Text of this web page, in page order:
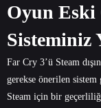
Oyun Eski
Sisteminiz
Far Cry 3’ü Steam
gerekse önerilen
Steam için bir